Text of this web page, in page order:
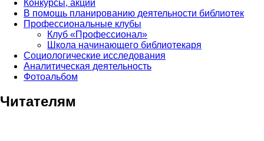
Конкурсы, акции
В помощь планированию деятельности библиотек
Профессиональные клубы
Клуб «Профессионал»
Школа начинающего библиотекаря
Социологические исследования
Аналитическая деятельность
Фотоальбом
Читателям